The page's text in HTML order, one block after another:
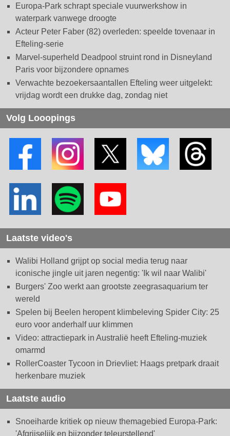
Europa-Park schrapt speciale vuurwerkshow in
waterpark vanwege droogte
Acteur Peter Faber (82) overleden: speelde tovenaar in
Efteling-serie
Marvel-superheld Deadpool struint rond in Disneyland
Paris voor bijzondere opnames
Verwachte bezoekersaantallen Efteling weer uitgelekt:
vrijdag wordt een drukke dag, zondag niet
Volg Looopings
Laatste video's
Walibi Holland grijpt op social media terug naar
iconische jingle uit jaren negentig: 'Ik wil naar Walibi'
Burgers' Zoo werkt aan grootste zeegrasaquarium ter
wereld
Spelen bij Beelen heropent klimbeleving Spider City: 25
euro voor anderhalf uur klimmen
Video: attractiepark in Australië heeft Efteling-muziek
omarmd
RollerCoaster Tycoon in Drievliet: Haags pretpark draait
herkenbare muziek
Laatste audio
Snoeiharde kritiek op nieuw themagebied Europa-Park:
'Afgrijselijk en bijzonder teleurstellend'